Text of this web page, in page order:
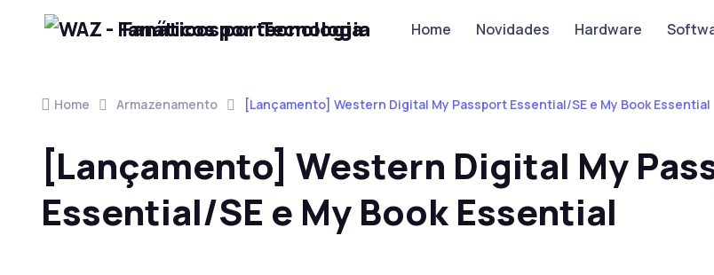
Skip to navigation
Skip to contentFanáticos por Tecnologia Home Novidades Hardware
Home Armazenamento [Lançamento] Western Digital My Passport Essential/SE e My Book Essential
[Lançamento] Western Digital My
Essential/SE e My Book Essential